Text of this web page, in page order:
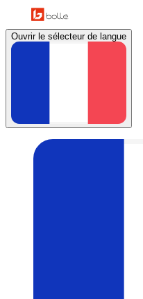
Ouvrir le sélecteur de langue